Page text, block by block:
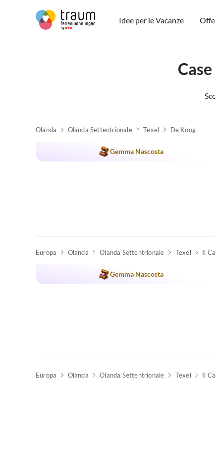
Idee per le Vacanze
Olanda Olanda Settentrionale Texel De Koog
Gemma Nascosta
Europa Olanda Olanda Settentrionale Texel Il
Gemma Nascosta
Europa Olanda Olanda Settentrionale Texel Il